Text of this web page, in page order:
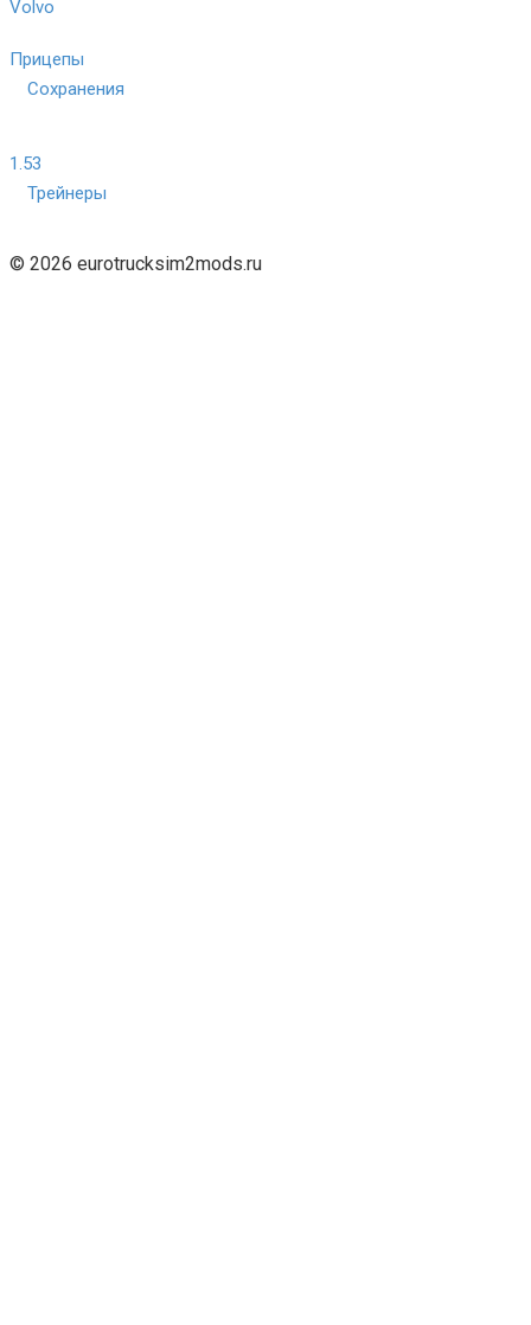
Volvo
Прицепы
Сохранения
1.53
Трейнеры
© 2026 eurotrucksim2mods.ru